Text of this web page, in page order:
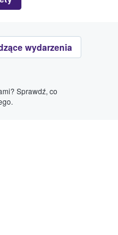
wydarzenia
Sprawdź, co